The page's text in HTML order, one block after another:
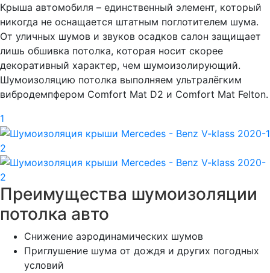
Крыша автомобиля – единственный элемент, который
никогда не оснащается штатным поглотителем шума.
От уличных шумов и звуков осадков салон защищает
лишь обшивка потолка, которая носит скорее
декоративный характер, чем шумоизолирующий.
Шумоизоляцию потолка выполняем ультралёгким
вибродемпфером Comfort Mat D2 и Comfort Mat Felton.
1
2
Преимущества шумоизоляции
потолка авто
Снижение аэродинамических шумов
Приглушение шума от дождя и других погодных
условий